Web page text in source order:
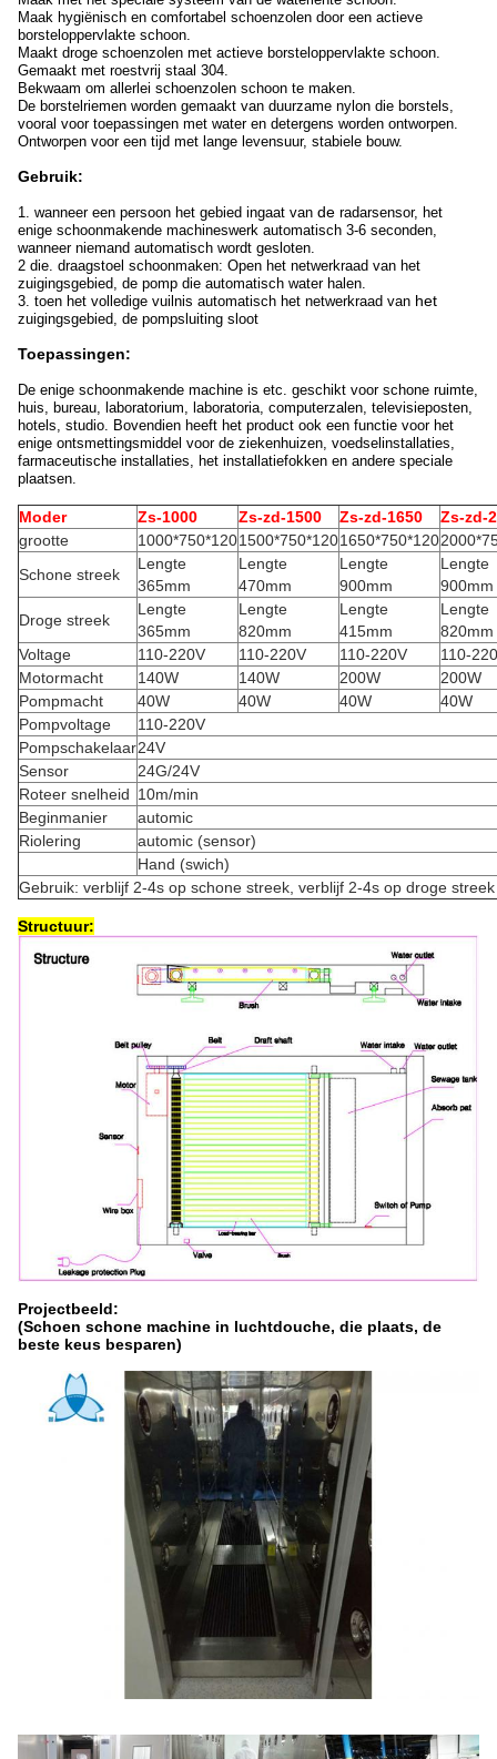
Maak hygiënisch en comfortabel schoenzolen door een actieve
borsteloppervlakte schoon.
Maakt droge schoenzolen met actieve borsteloppervlakte schoon.
Gemaakt met roestvrij staal 304.
Bekwaam om allerlei schoenzolen schoon te maken.
De borstelriemen worden gemaakt van duurzame nylon die borstels,
vooral voor toepassingen met water en detergens worden ontworpen.
Ontworpen voor een tijd met lange levensuur, stabiele bouw.
Gebruik:
1. wanneer een persoon het gebied ingaat van de radarsensor, het
enige schoonmakende machineswerk automatisch 3-6 seconden,
wanneer niemand automatisch wordt gesloten.
2 die. draagstoel schoonmaken: Open het netwerkraad van het
zuigingsgebied, de pomp die automatisch water halen.
3. toen het volledige vuilnis automatisch het netwerkraad van het
zuigingsgebied, de pompsluiting sloot
Toepassingen:
De enige schoonmakende machine is etc. geschikt voor schone ruimte,
huis, bureau, laboratorium, laboratoria, computerzalen, televisieposten,
hotels, studio. Bovendien heeft het product ook een functie voor het
enige ontsmettingsmiddel voor de ziekenhuizen, voedselinstallaties,
farmaceutische installaties, het installatiefokken en andere speciale
plaatsen.
Moder Zs-1000 Zs-zd-1500 Zs-zd-1650
Zs-zd-
grootte
1000*750*1201500*750*1201650*750*120
Schone streek
Lengte
365mm
Lengte
470mm
Lengte
900mm
Lengte
900mm
Droge streek
Lengte
365mm
Lengte
820mm
Lengte
415mm
Lengte
820mm
Voltage
110-220V 110-220V 110-220V
110-
Motormacht
140W 140W 200W
200W
Pompmacht
40W 40W 40W
40W
Pompvoltage
110-220V
Pompschakelaar24V
Sensor
24G/24V
Roteer snelheid 10m/min
Beginmanier
automic
Riolering
automic (sensor)
Hand (swich)
Gebruik: verblijf 2-4s op schone streek, verblijf 2-4s op droge streek
Structuur:
Projectbeeld:
(Schoen schone machine in luchtdouche, die plaats, de
beste keus besparen)